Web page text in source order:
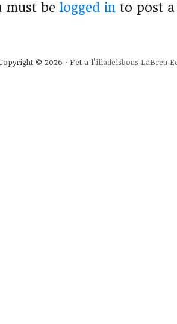
must be logged in to post
© 2026 · Fet a l'illadelsbous LaBreu